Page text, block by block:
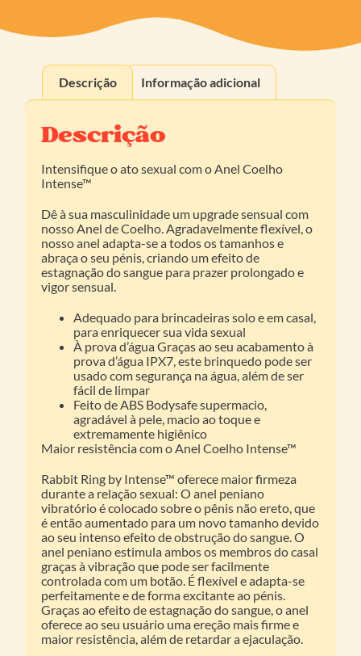
Descrição Informação adicional
Descrição
Intensifique o ato sexual com o Anel Coelho
Intense™
Dê à sua masculinidade um upgrade sensual com
nosso Anel de Coelho. Agradavelmente flexível, o
nosso anel adapta-se a todos os tamanhos e
abraça o seu pénis, criando um efeito de
estagnação do sangue para prazer prolongado e
vigor sensual.
Adequado para brincadeiras solo e em casal,
para enriquecer sua vida sexual
À prova d’água Graças ao seu acabamento à
prova d’água IPX7, este brinquedo pode ser
usado com segurança na água, além de ser
fácil de limpar
Feito de ABS Bodysafe supermacio,
agradável à pele, macio ao toque e
extremamente higiênico
Maior resistência com o Anel Coelho Intense™
Rabbit Ring by Intense™ oferece maior firmeza
durante a relação sexual: O anel peniano
vibratório é colocado sobre o pênis não ereto, que
é então aumentado para um novo tamanho devido
ao seu intenso efeito de obstrução do sangue. O
anel peniano estimula ambos os membros do casal
graças à vibração que pode ser facilmente
controlada com um botão. É flexível e adapta-se
perfeitamente e de forma excitante ao pénis.
Graças ao efeito de estagnação do sangue, o anel
oferece ao seu usuário uma ereção mais firme e
maior resistência, além de retardar a ejaculação.